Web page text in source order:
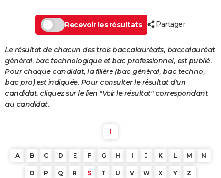
Dictionnaire
PROGRAMME TV
S'inscrire
Se connecter
Lycées
Collèges
Primaires
Universités
Entreprises
Service militaire
Avis de recherche
AVIS DE DÉCÈS
FORUM
Bricolage
Lifestyle
Culture
Sport
Auto
Television
Voyage
Cinema
Recevoir les résultats Partager
Le résultat de chacun des trois baccalauréats, baccalauréat
général, bac technologique et bac professionnel, est publié.
Pour chaque candidat, la filière (bac général, bac techno,
bac pro) est indiquée. Pour consulter le résultat d'un
candidat, cliquez sur le lien "Voir le résultat" correspondant
au candidat.
1
A B C D E F G H I J K L M N
O P Q R S T U V W X Y Z